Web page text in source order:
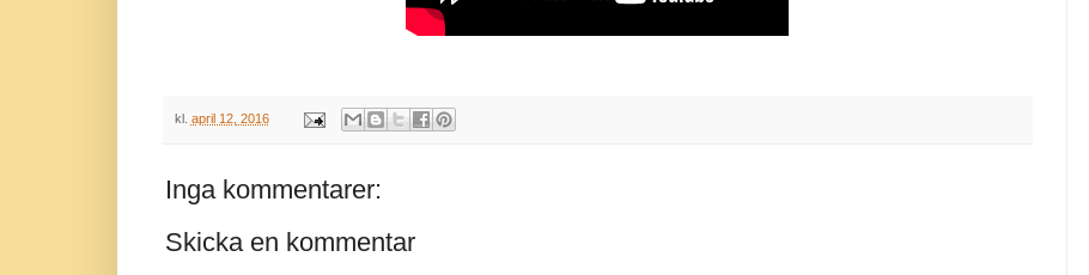
kl. april 12, 2016
Inga kommentarer:
Skicka en kommentar